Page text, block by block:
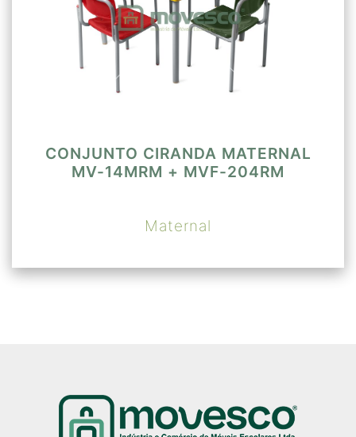
CONJUNTO CIRANDA MATERNAL
MV-14MRM + MVF-204RM
Maternal